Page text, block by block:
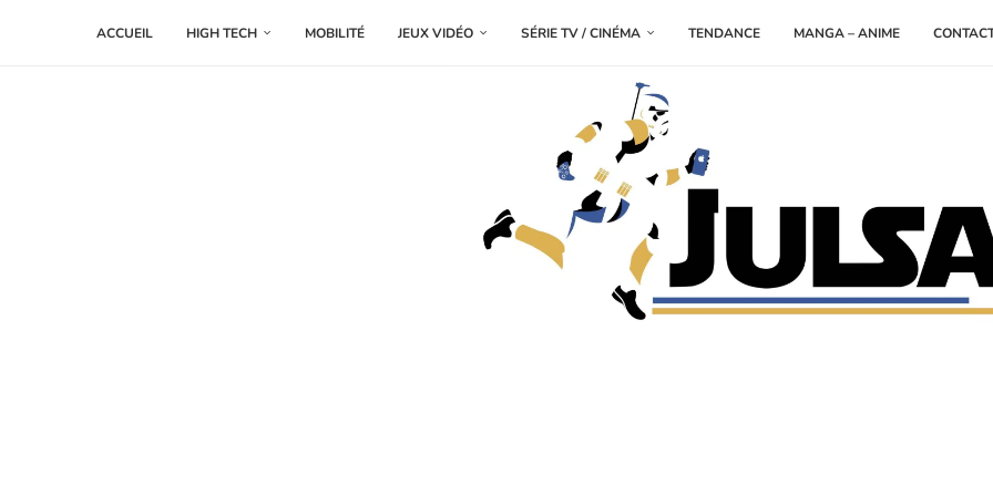
ACCUEIL HIGH TECH MOBILITÉ JEUX VIDÉO SÉRIE TV / CINÉMA TENDANCE MANGA – ANIME